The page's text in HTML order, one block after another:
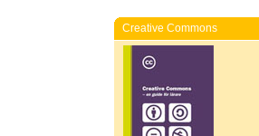
Creative Commons